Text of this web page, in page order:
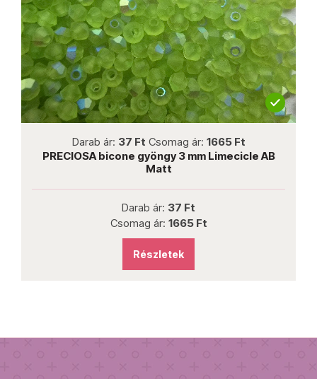
Darab ár: 37 Ft Csomag ár: 1665 Ft
PRECIOSA bicone gyöngy 3 mm Limecicle AB
Matt
Darab ár: 37 Ft
Csomag ár: 1665 Ft
Részletek